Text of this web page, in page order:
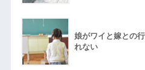
娘がワイと嫁との
れない